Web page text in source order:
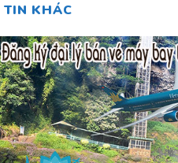
TIN KHÁC